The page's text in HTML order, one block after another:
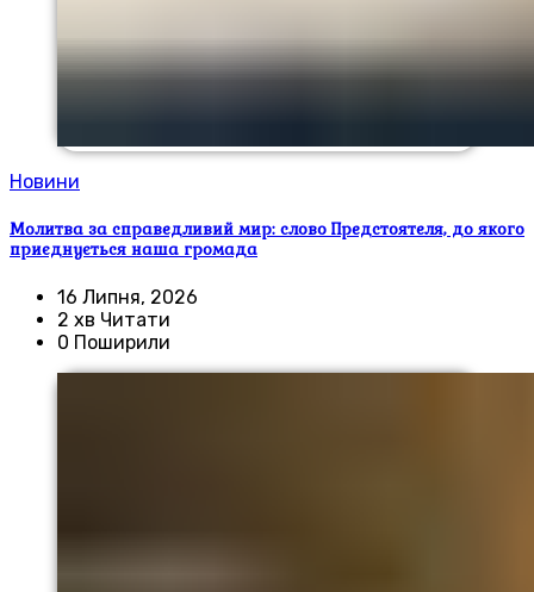
Новини
Молитва за справедливий мир: слово Предстоятеля, до якого
приєднується наша громада
16 Липня, 2026
2 хв Читати
0 Поширили